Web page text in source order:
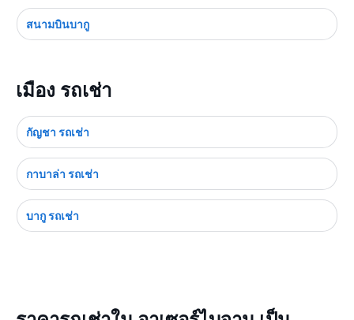
สนามบินบากู
เมือง รถเช่า
กัญชา รถเช่า
กาบาล่า รถเช่า
บากู รถเช่า